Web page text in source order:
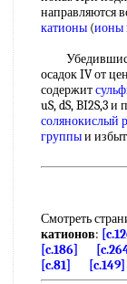
направляются
катионы (ионы
осадок IV от
содержит
uS, dS, BI2S,3
солянокислый
группыи
Смотреть
катионов:
[c.186]
[c.81]
[c.149]